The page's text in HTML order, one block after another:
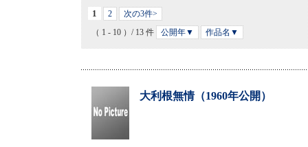
1 2
次の3件>
（ 1 - 10 ）/ 13 件
公開年▼ 作品名▼
大利根無情（1960年公開）